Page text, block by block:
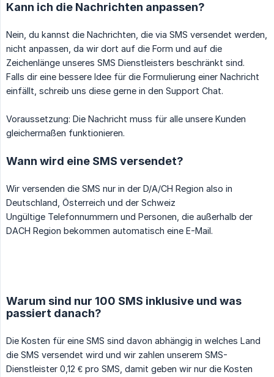
Kann ich die Nachrichten anpassen?
Nein, du kannst die Nachrichten, die via SMS versendet werden,
nicht anpassen, da wir dort auf die Form und auf die
Zeichenlänge unseres SMS Dienstleisters beschränkt sind.
Falls dir eine bessere Idee für die Formulierung einer Nachricht
einfällt, schreib uns diese gerne in den Support Chat.
Voraussetzung: Die Nachricht muss für alle unsere Kunden
gleichermaßen funktionieren.
Wann wird eine SMS versendet?
Wir versenden die SMS nur in der D/A/CH Region also in
Deutschland, Österreich und der Schweiz
Ungültige Telefonnummern und Personen, die außerhalb der
DACH Region bekommen automatisch eine E-Mail.
Warum sind nur 100 SMS inklusive und was
passiert danach?
Die Kosten für eine SMS sind davon abhängig in welches Land
die SMS versendet wird und wir zahlen unserem SMS-
Dienstleister 0,12 € pro SMS, damit geben wir nur die Kosten